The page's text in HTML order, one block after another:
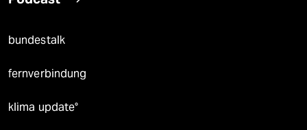
bundestalk
fernverbindung
klima update°